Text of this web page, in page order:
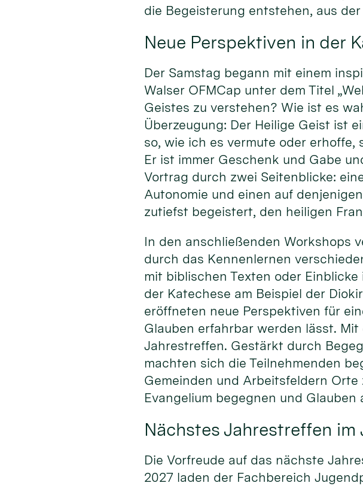
die Begeisterung entstehen, aus
Neue Perspektiven in der
Der Samstag begann mit einem
Walser OFMCap unter dem Titel
Geistes zu verstehen? Wie ist es
Überzeugung: Der Heilige Geist ist
so, wie ich es vermute oder
Er ist immer Geschenk und Gabe
Vortrag durch zwei Seitenblicke:
Autonomie und einen auf
zutiefst begeistert, den heiligen
In den anschließenden Workshops
durch das Kennenlernen
mit biblischen Texten oder
der Katechese am Beispiel der
eröffneten neue Perspektiven für
Glauben erfahrbar werden lässt.
Jahrestreffen. Gestärkt durch
machten sich die Teilnehmenden
Gemeinden und Arbeitsfeldern
Evangelium begegnen und
Nächstes Jahrestreffen im
Die Vorfreude auf das nächste
2027 laden der Fachbereich